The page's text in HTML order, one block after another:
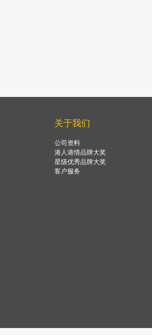
关于我们
公司资料
港人港情品牌大奖
星级优秀品牌大奖
客户服务